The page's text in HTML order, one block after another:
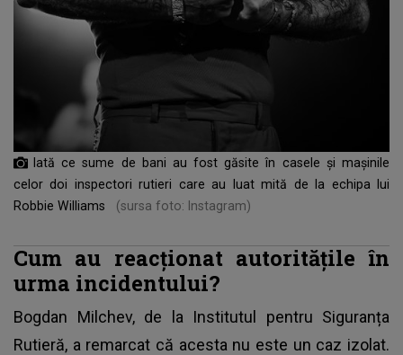
Iată ce sume de bani au fost găsite în casele și mașinile
celor doi inspectori rutieri care au luat mită de la echipa lui
Robbie Williams
(sursa foto: Instagram)
Cum au reacționat autoritățile în
urma incidentului?
Bogdan Milchev, de la Institutul pentru Siguranța
Rutieră, a remarcat că acesta nu este un caz izolat.